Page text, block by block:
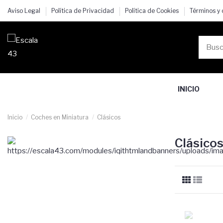
Aviso Legal Política de Privacidad Política de Cookies Términos
INICIO
Inicio Coches en Miniatura Clásicos
Clásicos